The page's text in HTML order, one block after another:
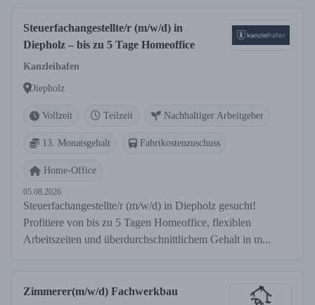
Steuerfachangestellte/r (m/w/d) in
Diepholz – bis zu 5 Tage Homeoffice
Kanzleihafen
Diepholz
Vollzeit Teilzeit Nachhaltiger Arbeitgeber
13. Monatsgehalt Fahrtkostenzuschuss
Home-Office
05.08.2026
Steuerfachangestellte/r (m/w/d) in Diepholz gesucht!
Profitiere von bis zu 5 Tagen Homeoffice, flexiblen
Arbeitszeiten und überdurchschnittlichem Gehalt in m...
Zimmerer(m/w/d) Fachwerkbau